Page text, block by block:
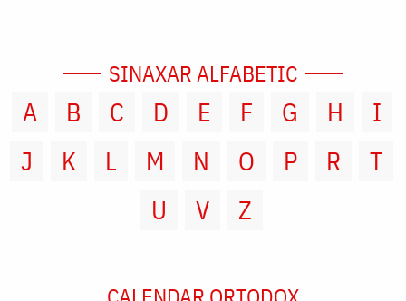
SINAXAR ALFABETIC
A B C D E F G H
I
J
K L M N O P R
T
U
V Z